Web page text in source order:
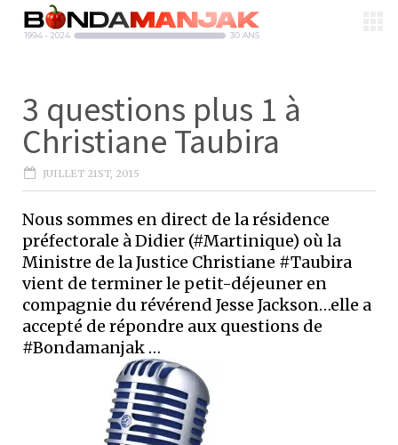
3 questions plus 1 à
Christiane Taubira
JUILLET 21ST, 2015
Nous sommes en direct de la résidence
préfectorale à Didier (#Martinique) où la
Ministre de la Justice Christiane #Taubira
vient de terminer le petit-déjeuner en
compagnie du révérend Jesse Jackson…elle a
accepté de répondre aux questions de
#Bondamanjak …